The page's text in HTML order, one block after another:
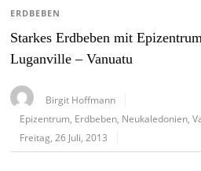
ERDBEBEN
Starkes Erdbeben mit
Luganville – Vanuatu
Birgit Hoffmann
Epizentrum Erdbeben Neukaledonien ,
Freitag, 26 Juli, 2013